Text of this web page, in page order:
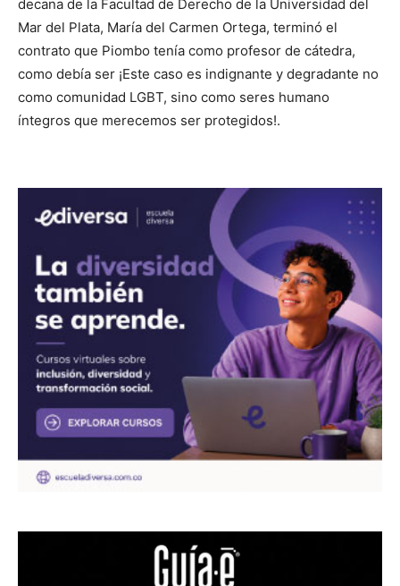
decana de la Facultad de Derecho de la Universidad del
Mar del Plata, María del Carmen Ortega, terminó el
contrato que Piombo tenía como profesor de cátedra,
como debía ser ¡Este caso es indignante y degradante no
como comunidad LGBT, sino como seres humano
íntegros que merecemos ser protegidos!.